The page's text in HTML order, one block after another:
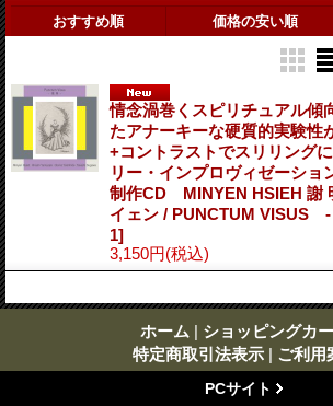
おすすめ順 価格の安い順
情念渦巻くスピリチュアル傾
たアナーキーな硬質的実験性
+コントラストでスリリング
リー・インプロヴィゼーシ
制作CD MINYEN HSIEH 謝
イェン / PUNCTUM VISUS -
1]
3,150円(税込)
ホーム | ショッピングカ
特定商取引法表示 | ご利用
PCサイト